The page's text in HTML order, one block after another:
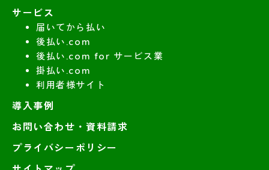
サービス
届いてから払い
後払い.com
後払い.com for サービス業
掛払い.com
利用者様サイト
導入事例
お問い合わせ・資料請求
プライバシーポリシー